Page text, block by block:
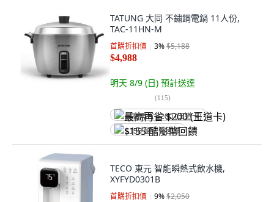
TATUNG 大同 不鏽鋼電鍋 11人份,
TAC-11HN-M
首購折扣價 3%$5,188
$4,988
明天 8/9 (日) 預計送達
(115)
最高再省 $200 (王道卡)
$155 酷澎幣回饋
TECO 東元 智能瞬熱式飲水機,
XYFYD0301B
首購折扣價 9%$2,050